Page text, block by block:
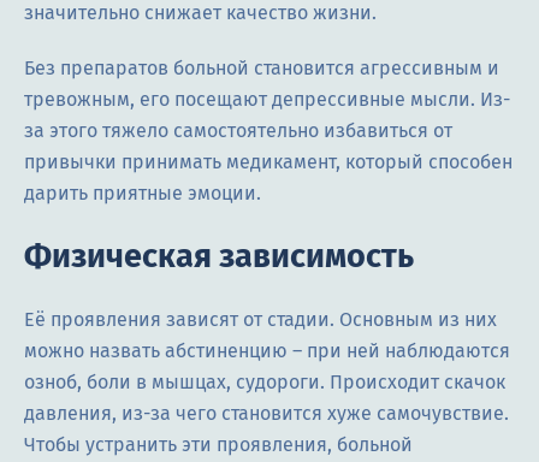
значительно снижает качество жизни.
Без препаратов больной становится агрессивным и
тревожным, его посещают депрессивные мысли. Из-
за этого тяжело самостоятельно избавиться от
привычки принимать медикамент, который способен
дарить приятные эмоции.
Физическая зависимость
Её проявления зависят от стадии. Основным из них
можно назвать абстиненцию – при ней наблюдаются
озноб, боли в мышцах, судороги. Происходит скачок
давления, из-за чего становится хуже самочувствие.
Чтобы устранить эти проявления, больной